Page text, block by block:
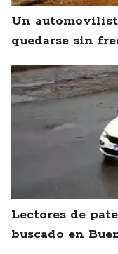
Un
quedarse sin
Lectores de
buscado en